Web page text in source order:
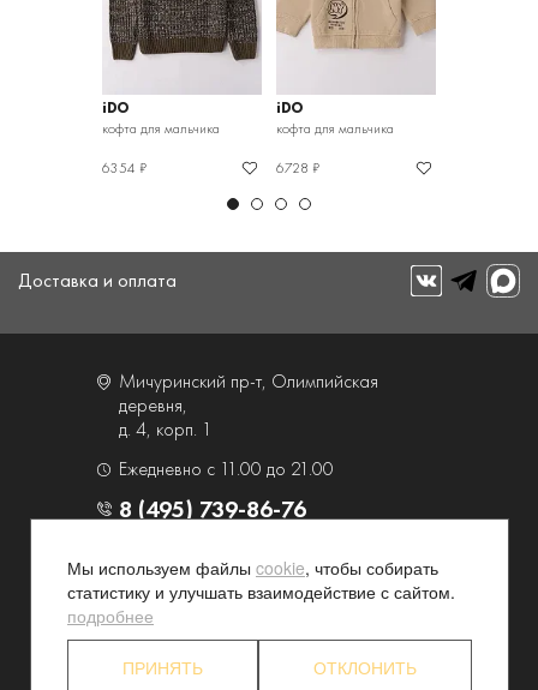
iDO
кофта для мальчика
6354 ₽
iDO
кофта для мальчика
6728 ₽
Доставка и оплата
Мичуринский пр-т, Олимпийская
деревня,
д. 4, корп. 1
Ежедневно с 11.00 до 21.00
8 (495) 739-86-76
О компании
Услуги
Контакты и схема проезда
Наши преимущества
Партнерские программы
Конфиденциальность
Мы используем файлы cookie, чтобы собирать
статистику и улучшать взаимодействие с сайтом.
подробнее
ПРИНЯТЬ ОТКЛОНИТЬ